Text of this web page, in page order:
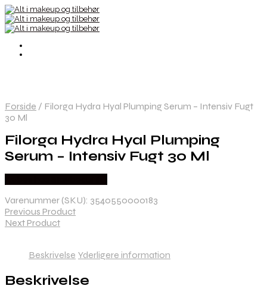
Forside / Filorga Hydra Hyal Plumping Serum – Intensiv Fugt
30 Ml
Filorga Hydra Hyal Plumping
Serum – Intensiv Fugt 30 Ml
Varenummer (SKU): 3540550000183
Previous Product
Next Product
Beskrivelse Yderligere information
Beskrivelse